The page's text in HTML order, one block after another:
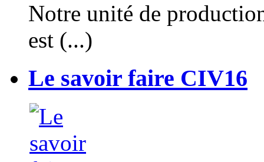
Notre unité de
est (...)
Le savoir faire CIV16